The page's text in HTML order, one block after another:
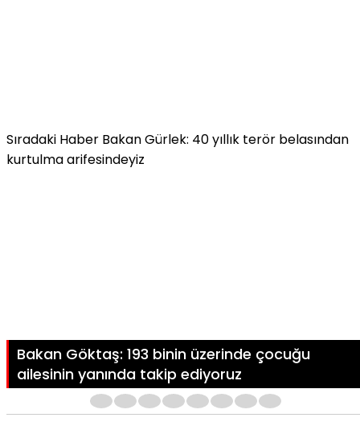
Sıradaki Haber Bakan Gürlek: 40 yıllık terör belasından
kurtulma arifesindeyiz
Bakan Göktaş: 193 binin üzerinde çocuğu
ailesinin yanında takip ediyoruz